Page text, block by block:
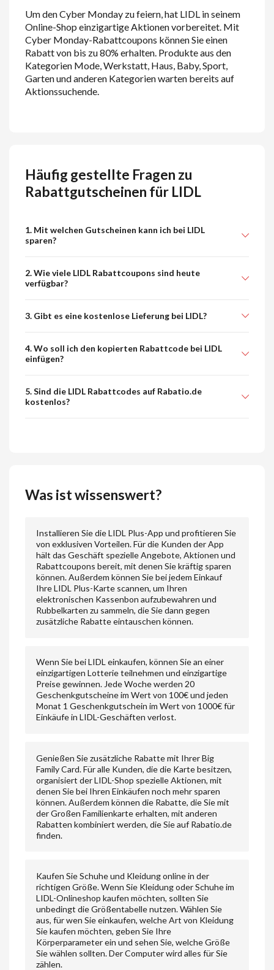
Um den Cyber Monday zu feiern, hat LIDL in seinem
Online-Shop einzigartige Aktionen vorbereitet. Mit
Cyber Monday-Rabattcoupons können Sie einen
Rabatt von bis zu 80% erhalten. Produkte aus den
Kategorien Mode, Werkstatt, Haus, Baby, Sport,
Garten und anderen Kategorien warten bereits auf
Aktionssuchende.
Häufig gestellte Fragen zu
Rabattgutscheinen für LIDL
1. Mit welchen Gutscheinen kann ich bei LIDL
sparen?
2. Wie viele LIDL Rabattcoupons sind heute
verfügbar?
3. Gibt es eine kostenlose Lieferung bei LIDL?
4. Wo soll ich den kopierten Rabattcode bei LIDL
einfügen?
5. Sind die LIDL Rabattcodes auf Rabatio.de
kostenlos?
Was ist wissenswert?
Installieren Sie die LIDL Plus-App und profitieren Sie
von exklusiven Vorteilen. Für die Kunden der App
hält das Geschäft spezielle Angebote, Aktionen und
Rabattcoupons bereit, mit denen Sie kräftig sparen
können. Außerdem können Sie bei jedem Einkauf
Ihre LIDL Plus-Karte scannen, um Ihren
elektronischen Kassenbon aufzubewahren und
Rubbelkarten zu sammeln, die Sie dann gegen
zusätzliche Rabatte eintauschen können.
Wenn Sie bei LIDL einkaufen, können Sie an einer
einzigartigen Lotterie teilnehmen und einzigartige
Preise gewinnen. Jede Woche werden 20
Geschenkgutscheine im Wert von 100€ und jeden
Monat 1 Geschenkgutschein im Wert von 1000€ für
Einkäufe in LIDL-Geschäften verlost.
Genießen Sie zusätzliche Rabatte mit Ihrer Big
Family Card. Für alle Kunden, die die Karte besitzen,
organisiert der LIDL-Shop spezielle Aktionen, mit
denen Sie bei Ihren Einkäufen noch mehr sparen
können. Außerdem können die Rabatte, die Sie mit
der Großen Familienkarte erhalten, mit anderen
Rabatten kombiniert werden, die Sie auf Rabatio.de
finden.
Kaufen Sie Schuhe und Kleidung online in der
richtigen Größe. Wenn Sie Kleidung oder Schuhe im
LIDL-Onlineshop kaufen möchten, sollten Sie
unbedingt die Größentabelle nutzen. Wählen Sie
aus, für wen Sie einkaufen, welche Art von Kleidung
Sie kaufen möchten, geben Sie Ihre
Körperparameter ein und sehen Sie, welche Größe
Sie wählen sollten. Der Computer wird alles für Sie
zählen.